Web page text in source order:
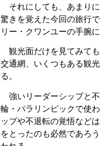
それにしても、あまり
驚きを覚えた今回の旅行
リー・クワンユーの手腕
観光面だけを見てみて
交通網、いくつもある観
る。
強いリーダーシップと
輪・パラリンピックで使
ップや不退転の覚悟など
をとったのも必然であろ